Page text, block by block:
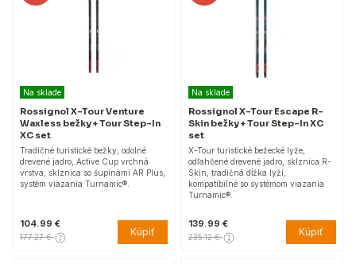
Na sklade
Rossignol X-Tour Venture
Waxless bežky + Tour Step-In
XC set
Tradičné turistické bežky, odolné
drevené jadro, Active Cup vrchná
vrstva, sklznica so šupinami AR Plus,
systém viazania Turnamic®.
104.99 €
177.27 € Kúpiť
Na sklade
Rossignol X-Tour Escape R-
Skin bežky + Tour Step-In XC
set
X-Tour turistické bežecké lyže,
odľahčené drevené jadro, sklznica R-
Skin, tradičná dĺžka lyží,
kompatibilné so systémom viazania
Turnamic®.
139.99 €
235.12 € Kúpiť